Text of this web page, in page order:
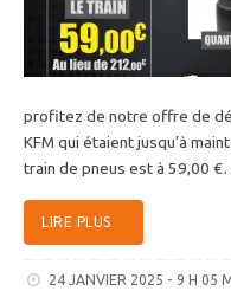
profitez de notre offre de
KFM qui étaient jusqu’à
train de pneus est à 59,00
LIRE PLUS
24 JANVIER 2025 - 9 H 05